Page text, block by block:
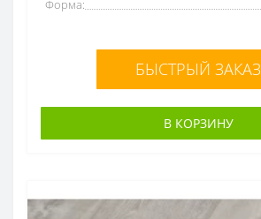
Форма:
БЫСТРЫЙ ЗАКАЗ
В КОРЗИНУ